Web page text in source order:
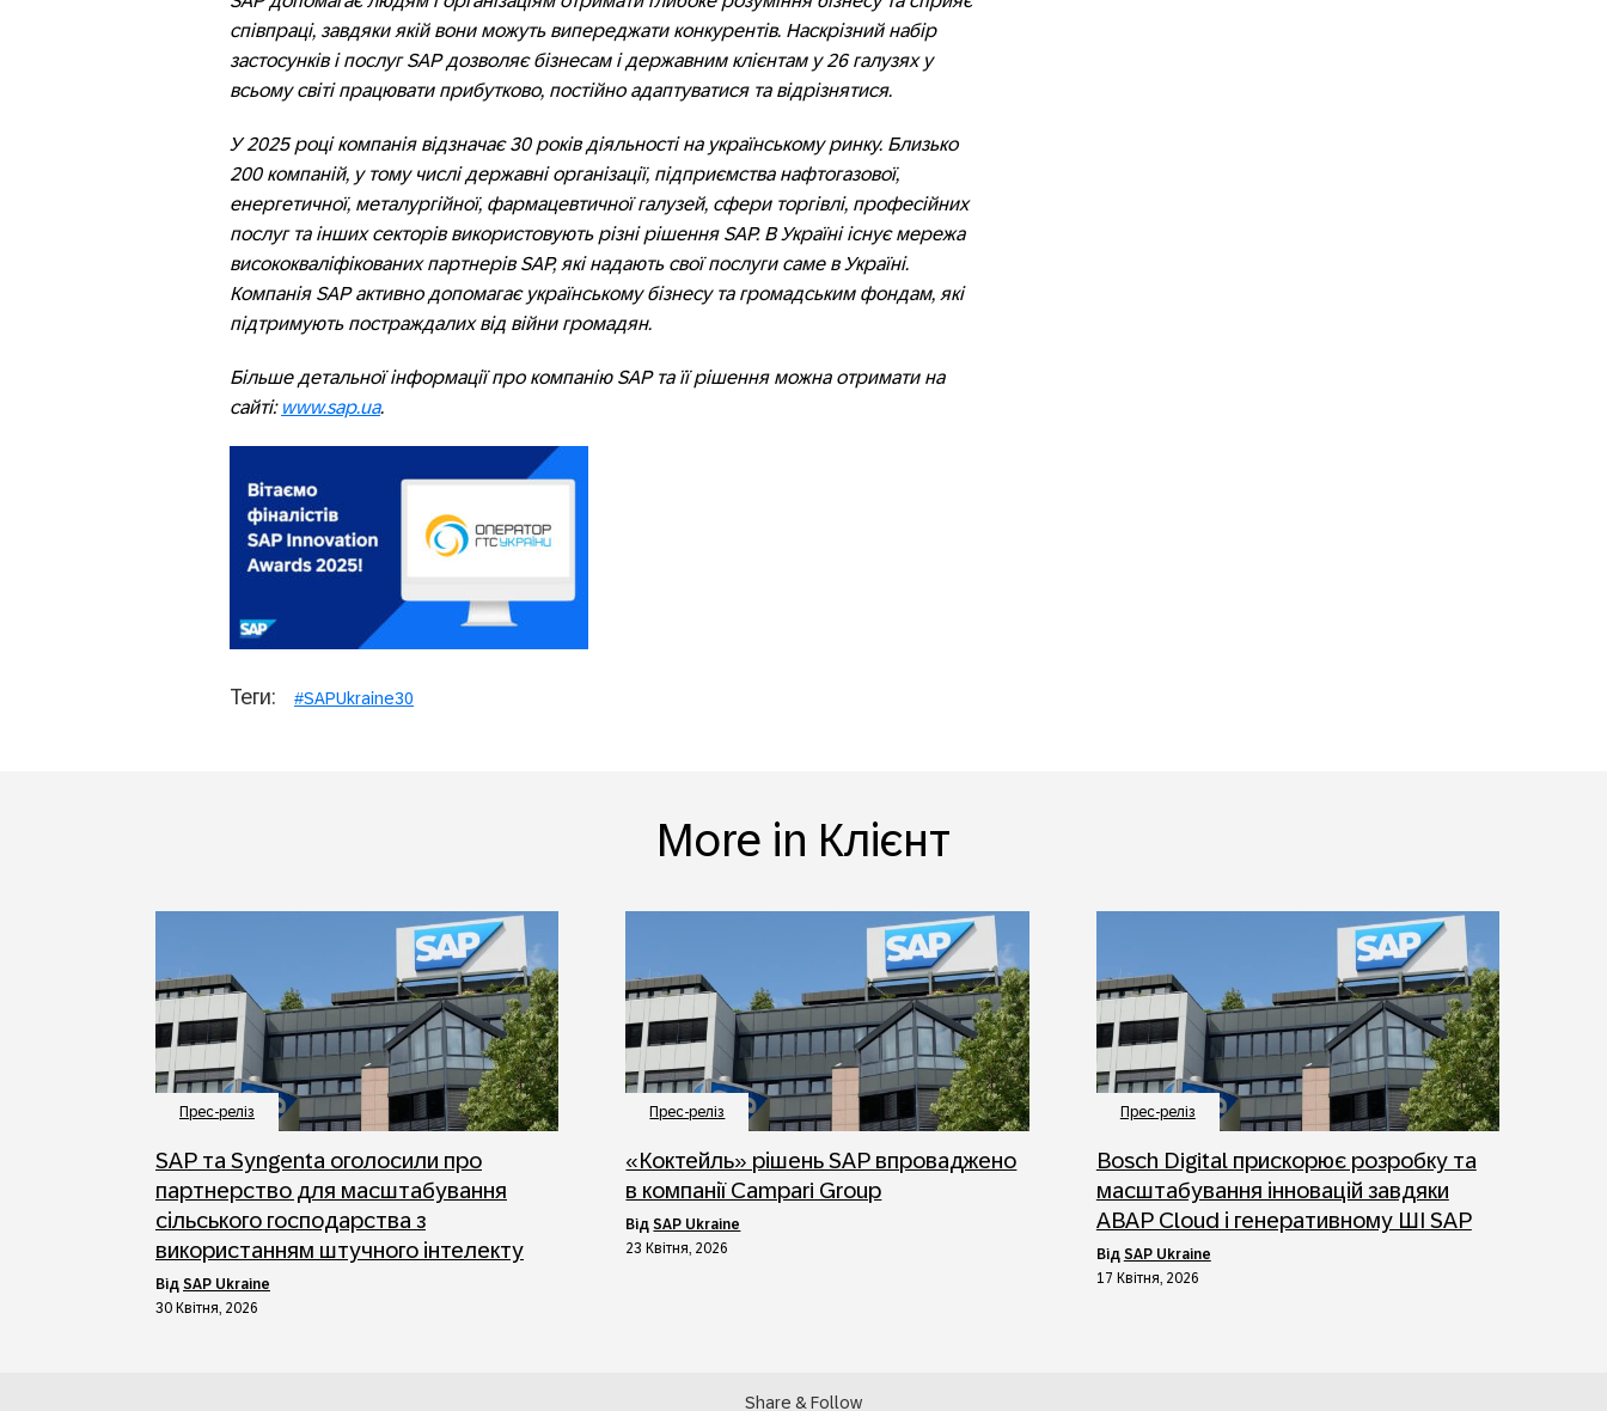
співпраці, завдяки якій вони можуть випереджати конкурентів. Наскрізний набір
застосунків і послуг SAP дозволяє бізнесам і державним клієнтам у 26 галузях у
всьому світі працювати прибутково, постійно адаптуватися та відрізнятися.
У 2025 році компанія відзначає 30 років діяльності на українському ринку. Близько
200 компаній, у тому числі державні організації, підприємства нафтогазової,
енергетичної, металургійної, фармацевтичної галузей, сфери торгівлі, професійних
послуг та інших секторів використовують різні рішення SAP. В Україні існує мережа
висококваліфікованих партнерів SAP, які надають свої послуги саме в Україні.
Компанія SAP активно допомагає українському бізнесу та громадським фондам, які
підтримують постраждалих від війни громадян.
Більше детальної інформації про компанію SAP та її рішення можна отримати на
сайті: www.sap.ua.
Теги: #SAPUkraine30
More in Клієнт
Прес-реліз
SAP та Syngenta оголосили про
партнерство для масштабування
сільського господарства з
використанням штучного інтелекту
від SAP Ukraine
30 Квітня, 2026
Прес-реліз
«Коктейль» рішень SAP впроваджено
в компанії Campari Group
відSAP Ukraine
23 Квітня, 2026
Прес-реліз
Bosch Digital прискорює розробку та
масштабування інновацій завдяки
ABAP Cloud і генеративному ШІ SAP
від SAP Ukraine
17 Квітня, 2026
Share & Follow